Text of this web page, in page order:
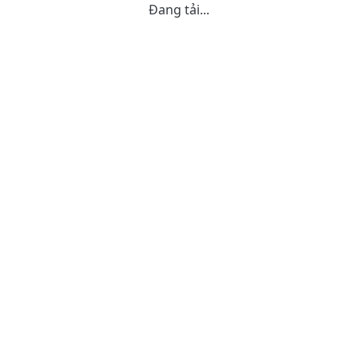
Đang tải...